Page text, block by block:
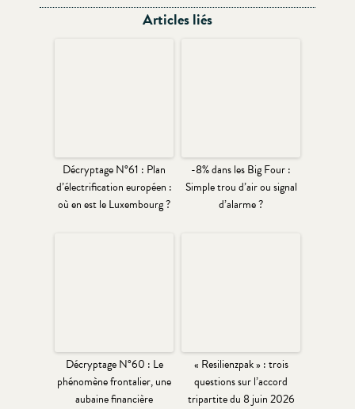
Articles liés
Décryptage N°61 : Plan
d’électrification européen :
où en est le Luxembourg ?
-8% dans les Big Four :
Simple trou d’air ou signal
d’alarme ?
Décryptage N°60 : Le
phénomène frontalier, une
aubaine financière
« Resilienzpak » : trois
questions sur l’accord
tripartite du 8 juin 2026